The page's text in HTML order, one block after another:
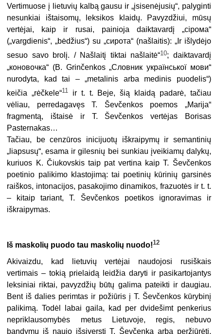
Vertimuose į lietuvių kalbą gausu ir „įsisenėjusių“, palyginti
nesunkiai ištaisomų, leksikos klaidų. Pavyzdžiui, mūsų
vertėjai, kaip ir rusai, painioja daiktavardį „сiрома“
(„vargdienis“, „bėdžius“) su „сирота“ (našlaitis): „Ir išlydėjo
sesuo savo brolį. / Našlaitį tiktai našlaitė“10; daiktavardį
„коновочка“ (B. Grinčenkos „Словник української мови“
nurodyta, kad tai – „metalinis arba medinis puodelis“)
keičia „rėčkele“11
ir t. t. Beje, šią klaidą padarė, tačiau
vėliau, perredagavęs T. Ševčenkos poemos „Marija“
fragmentą, ištaisė ir T. Ševčenkos vertėjas Borisas
Pasternakas…
Tačiau, be cenzūros inicijuotų iškraipymų ir semantinių
„liapsusų“, esama ir gilesnių bei sunkiau įveikiamų dalykų,
kuriuos K. Čiukovskis taip pat vertina kaip T. Ševčenkos
poetinio palikimo klastojimą: tai poetinių kūrinių garsinės
raiškos, intonacijos, pasakojimo dinamikos, frazuotės ir t. t.
– kitaip tariant, T. Ševčenkos poetikos ignoravimas ir
iškraipymas.
Iš maskolių puodo tau maskolių nuodo!12
Akivaizdu, kad lietuvių vertėjai naudojosi rusiškais
vertimais – tokią prielaidą leidžia daryti ir pasikartojantys
leksiniai riktai, pavyzdžių būtų galima pateikti ir daugiau.
Bent iš dalies perimtas ir požiūris į T. Ševčenkos kūrybinį
palikimą. Todėl labai gaila, kad per dvidešimt penkerius
nepriklausomybės metus Lietuvoje, regis, nebuvo
bandymų iš naujo išsiversti T. Ševčenką arba peržiūrėti,